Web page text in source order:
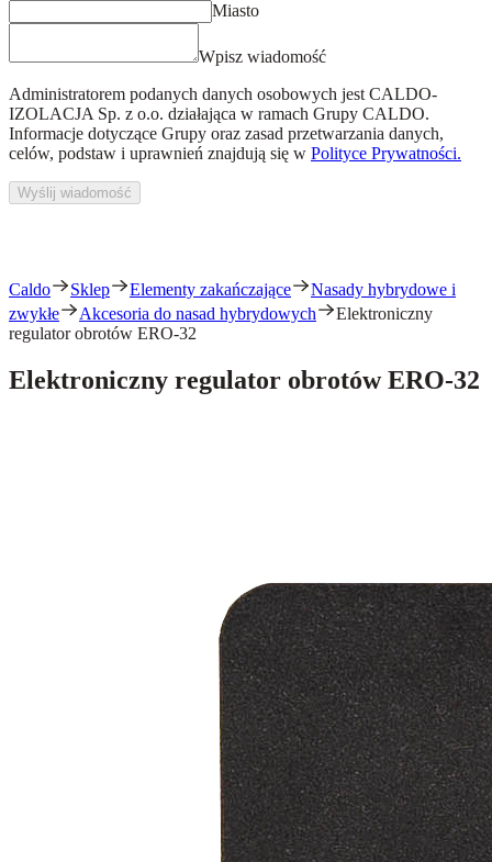
Miasto
Wpisz wiadomość
Administratorem podanych danych osobowych jest CALDO-
IZOLACJA Sp. z o.o. działająca w ramach Grupy CALDO.
Informacje dotyczące Grupy oraz zasad przetwarzania danych,
celów, podstaw i uprawnień znajdują się w Polityce Prywatności.
Wyślij wiadomość
Caldo Sklep Elementy zakańczające
Nasady hybrydowe i
zwykłe
Akcesoria do nasad hybrydowych
Elektroniczny
regulator obrotów ERO-32
Elektroniczny regulator obrotów ERO-32